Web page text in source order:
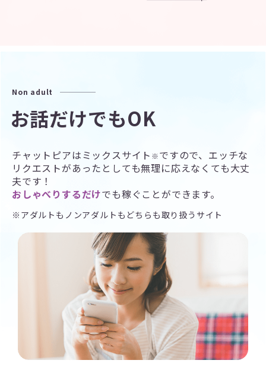
Non adult
お話だけでもOK
チャットピアはミックスサイト ※ですので、エッチな
リクエストがあったとしても無理に応えなくても大丈
夫です！
おしゃべりするだけでも稼ぐことができます。
※アダルトもノンアダルトもどちらも取り扱うサイト